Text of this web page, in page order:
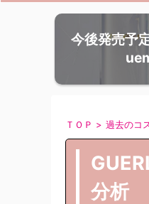
今後発売予
ＴＯＰ > 過去のコ
分析